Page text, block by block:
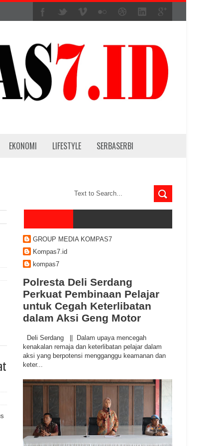
EKONOMI LIFESTYLE SERBASERBI
GROUP MEDIA KOMPAS7
Kompas7.id
kompas7
Polresta Deli Serdang
Perkuat Pembinaan Pelajar
untuk Cegah Keterlibatan
dalam Aksi Geng Motor
Deli Serdang || Dalam upaya mencegah
kenakalan remaja dan keterlibatan pelajar dalam
aksi yang berpotensi mengganggu keamanan dan
keter...